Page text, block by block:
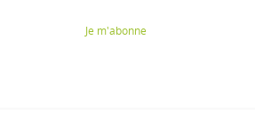
Je m'abonne